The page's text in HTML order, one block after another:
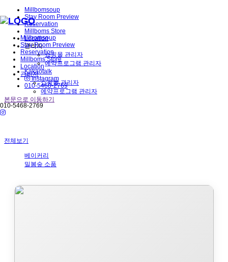
Millbomsoup
Stay Room Preview
Reservation
Millboms Store
Location
관리자
쇼핑몰 관리자
예약프로그램 관리자
010-5468-2769
Millbomsoup
Stay Room Preview
Reservation
Millboms Store
Location
관리자
쇼핑몰 관리자
예약프로그램 관리자
Kakaotalk
Instagram
010-5468-2769
본문으로 이동하기
전체보기
베이커리
밀봄숲 소품